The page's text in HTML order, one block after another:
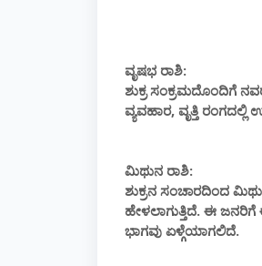
ವೃಷಭ ರಾಶಿ:
ಶುಕ್ರ ಸಂಕ್ರಮದೊಂದಿಗೆ
ವ್ಯವಹಾರ, ವೃತ್ತಿ
ಮಿಥುನ ರಾಶಿ:
ಶುಕ್ರನ ಸಂಚಾರದಿಂದ
ಹೇಳಲಾಗುತ್ತಿದೆ. ಈ
ಭಾಗವು ಏಳ್ಗೆಯಾಗಲಿದೆ.